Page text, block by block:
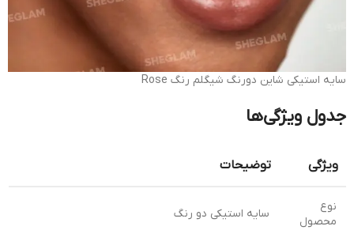
سایه استیکی شاین دورنگ شیگلم رنگ Rose
جدول ویژگی‌ها
ویژگی توضیحات
نوع
محصول
سایه استیکی دو رنگ